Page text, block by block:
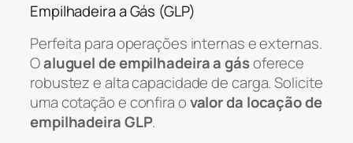
Empilhadeira a Gás (GLP)
Perfeita para operações internas e externas.
Oaluguel de empilhadeira a gásoferece
robustez e alta capacidade de carga. Solicite
uma cotação e confira ovalor da locação de
empilhadeira GLP.